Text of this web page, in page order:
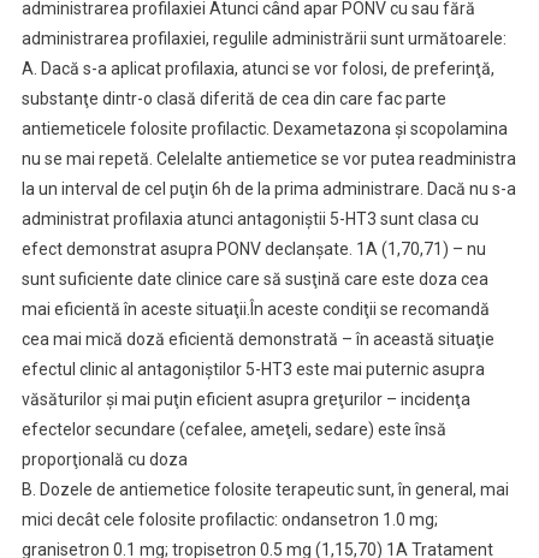
administrarea profilaxiei Atunci când apar PONV cu sau fără
administrarea profilaxiei, regulile administrării sunt următoarele:
A. Dacă s-a aplicat profilaxia, atunci se vor folosi, de preferinţă,
substanţe dintr-o clasă diferită de cea din care fac parte
antiemeticele folosite profilactic. Dexametazona şi scopolamina
nu se mai repetă. Celelalte antiemetice se vor putea readministra
la un interval de cel puţin 6h de la prima administrare. Dacă nu s-a
administrat profilaxia atunci antagoniştii 5-HT3 sunt clasa cu
efect demonstrat asupra PONV declanşate. 1A (1,70,71) – nu
sunt suficiente date clinice care să susţină care este doza cea
mai eficientă în aceste situaţii.În aceste condiţii se recomandă
cea mai mică doză eficientă demonstrată – în această situaţie
efectul clinic al antagoniştilor 5-HT3 este mai puternic asupra
văsăturilor şi mai puţin eficient asupra greţurilor – incidenţa
efectelor secundare (cefalee, ameţeli, sedare) este însă
proporţională cu doza
B. Dozele de antiemetice folosite terapeutic sunt, în general, mai
mici decât cele folosite profilactic: ondansetron 1.0 mg;
granisetron 0.1 mg; tropisetron 0.5 mg (1,15,70) 1A Tratament